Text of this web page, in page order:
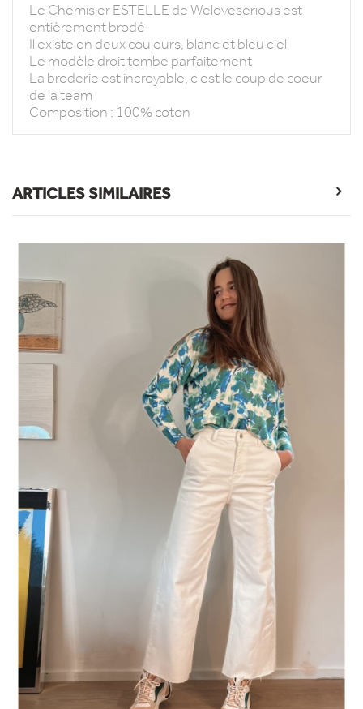
Le Chemisier ESTELLE de Weloveserious est
entièrement brodé
Il existe en deux couleurs, blanc et bleu ciel
Le modèle droit tombe parfaitement
La broderie est incroyable, c'est le coup de coeur
de la team
Composition : 100% coton
ARTICLES SIMILAIRES